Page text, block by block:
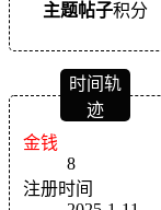
主题帖子积分
时间轨
迹
金钱
8
注册时间